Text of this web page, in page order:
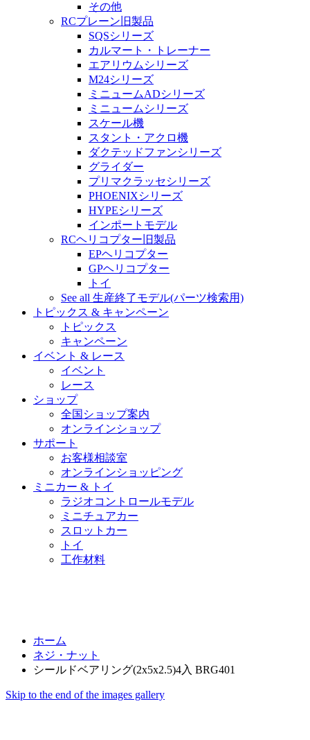
その他
RCプレーン旧製品
SQSシリーズ
カルマート・トレーナー
エアリウムシリーズ
M24シリーズ
ミニュームADシリーズ
ミニュームシリーズ
スケール機
スタント・アクロ機
ダクテッドファンシリーズ
グライダー
プリマクラッセシリーズ
PHOENIXシリーズ
HYPEシリーズ
インポートモデル
RCヘリコプター旧製品
EPヘリコプター
GPヘリコプター
トイ
See all 生産終了モデル(パーツ検索用)
トピックス & キャンペーン
トピックス
キャンペーン
イベント & レース
イベント
レース
ショップ
全国ショップ案内
オンラインショップ
サポート
お客様相談室
オンラインショッピング
ミニカー & トイ
ラジオコントロールモデル
ミニチュアカー
スロットカー
トイ
工作材料
ホーム
ネジ・ナット
シールドベアリング(2x5x2.5)4入 BRG401
Skip to the end of the images gallery